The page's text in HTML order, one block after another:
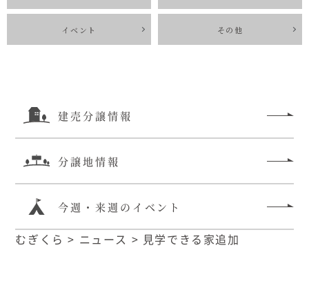
資料請求
せ
イベント その他
建売分譲情報
分譲地情報
今週・来週のイベント
むぎくら > ニュース > 見学できる家追加